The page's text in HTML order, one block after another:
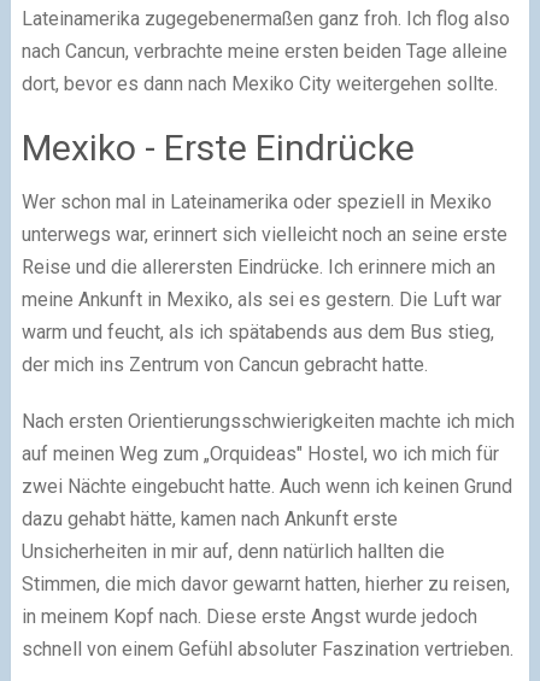
Lateinamerika zugegebenermaßen ganz froh. Ich flog also
nach Cancun, verbrachte meine ersten beiden Tage alleine
dort, bevor es dann nach Mexiko City weitergehen sollte.
Mexiko - Erste Eindrücke
Wer schon mal in Lateinamerika oder speziell in Mexiko
unterwegs war, erinnert sich vielleicht noch an seine erste
Reise und die allerersten Eindrücke. Ich erinnere mich an
meine Ankunft in Mexiko, als sei es gestern. Die Luft war
warm und feucht, als ich spätabends aus dem Bus stieg,
der mich ins Zentrum von Cancun gebracht hatte.
Nach ersten Orientierungsschwierigkeiten machte ich mich
auf meinen Weg zum „Orquideas" Hostel, wo ich mich für
zwei Nächte eingebucht hatte. Auch wenn ich keinen Grund
dazu gehabt hätte, kamen nach Ankunft erste
Unsicherheiten in mir auf, denn natürlich hallten die
Stimmen, die mich davor gewarnt hatten, hierher zu reisen,
in meinem Kopf nach. Diese erste Angst wurde jedoch
schnell von einem Gefühl absoluter Faszination vertrieben.